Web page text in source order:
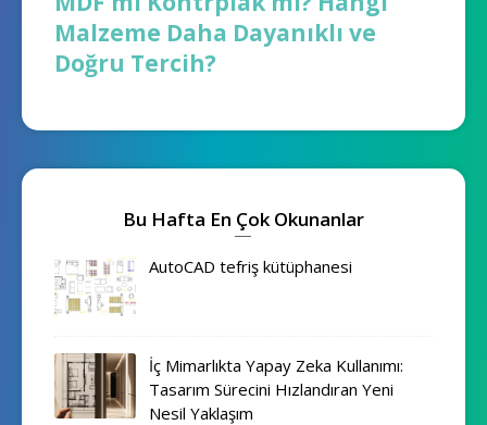
Malzeme Daha Dayanıklı ve
Doğru Tercih?
Bu Hafta En Çok Okunanlar
AutoCAD tefriş kütüphanesi
İç Mimarlıkta Yapay Zeka Kullanımı:
Tasarım Sürecini Hızlandıran Yeni
Nesil Yaklaşım